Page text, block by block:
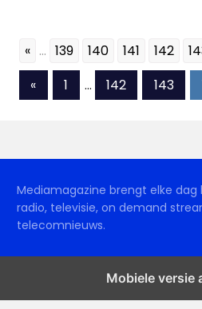
« ... 139 140 141 142
Berichten
«Vorige
berichten
1 … 142 143
Mediamagazine brengt elke
radio, televisie, on demand
telecomnieuws.
Mobiele versie